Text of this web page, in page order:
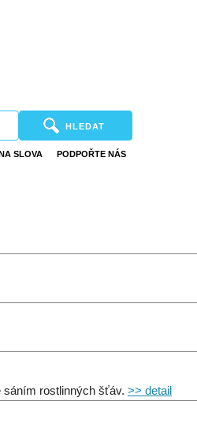
HLEDAT
SLOVA PODPOŘTE NÁS
sáním rostlinných šťáv. >> detail